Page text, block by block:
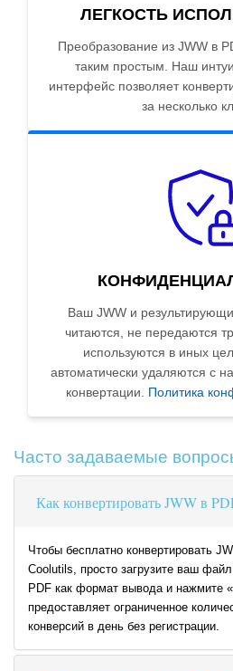
ЛЕГКОСТЬ
Преобразование из JWW в
таким простым. Наш
интерфейс позволяет
за несколько
Ваш JWW и
читаются, не передаются
используются в иных
автоматически удаляются с
конвертации. Политика
Часто задаваемые
Как конвертировать JWW в
Чтобы бесплатно конвертировать
Coolutils, просто загрузите ваш
PDF как формат вывода и нажмите
предоставляет ограниченное
конверсий в день без регистрации.